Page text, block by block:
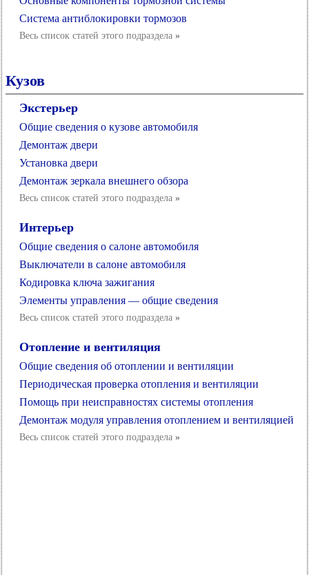
Система антиблокировки тормозов
Весь список статей этого подраздела »
Кузов
Экстерьер
Общие сведения о кузове автомобиля
Демонтаж двери
Установка двери
Демонтаж зеркала внешнего обзора
Весь список статей этого подраздела »
Интерьер
Общие сведения о салоне автомобиля
Выключатели в салоне автомобиля
Кодировка ключа зажигания
Элементы управления — общие сведения
Весь список статей этого подраздела »
Отопление и вентиляция
Общие сведения об отоплении и вентиляции
Периодическая проверка отопления и вентиляции
Помощь при неисправностях системы отопления
Демонтаж модуля управления отоплением и вентиляцией
Весь список статей этого подраздела »